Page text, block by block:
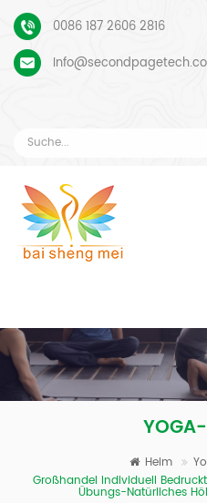
0086 187 2606 2816
Heim
Großhandel Individuell
Übungs-Natürliches